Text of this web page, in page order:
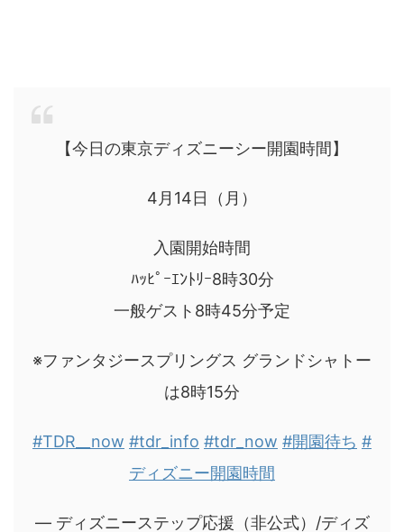
【今日の東京ディズニーシー開園時間】
4月14日（月）
入園開始時間
ﾊｯﾋﾟｰｴﾝﾄﾘｰ8時30分
一般ゲスト8時45分予定
※ファンタジースプリングス グランドシャトー
は8時15分
#TDR__now #tdr_info #tdr_now #開園待ち #
ディズニー開園時間
— ディズニーステップ応援（非公式）/ディズ